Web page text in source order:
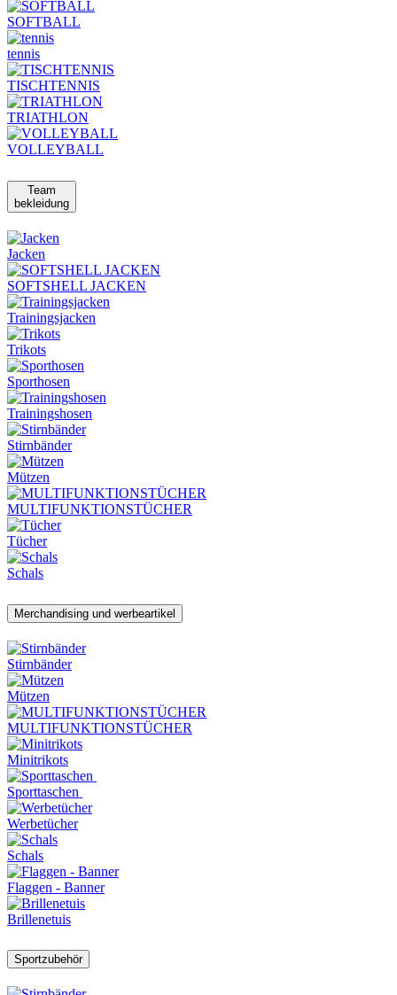
SOFTBALL
tennis
TISCHTENNIS
TRIATHLON
VOLLEYBALL
Team
bekleidung
Jacken
SOFTSHELL JACKEN
Trainingsjacken
Trikots
Sporthosen
Trainingshosen
Stirnbänder
Mützen
MULTIFUNKTIONSTÜCHER
Tücher
Schals
Merchandising und werbeartikel
Stirnbänder
Mützen
MULTIFUNKTIONSTÜCHER
Minitrikots
Sporttaschen
Werbetücher
Schals
Flaggen - Banner
Brillenetuis
Sportzubehör